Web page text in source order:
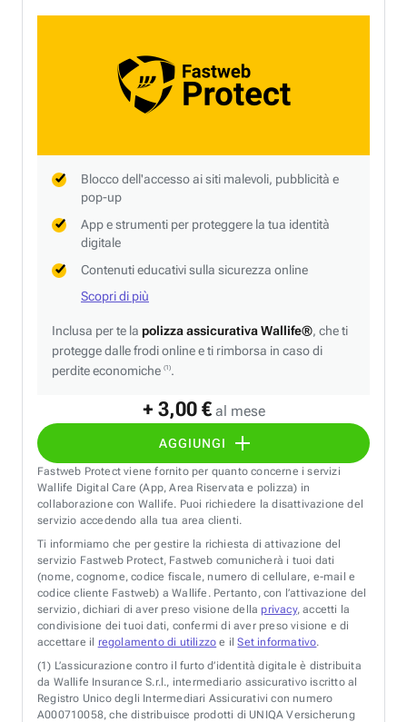
+ 3,00 € al mese
AGGIUNGI
Blocco dell'accesso ai siti malevoli, pubblicità e
pop-up
App e strumenti per proteggere la tua identità
digitale
Contenuti educativi sulla sicurezza online
Scopri di più
Inclusa per te la polizza assicurativa Wallife®, che ti
protegge dalle frodi online e ti rimborsa in caso di
perdite economiche (1).
Fastweb Protect viene fornito per quanto concerne i servizi
Wallife Digital Care (App, Area Riservata e polizza) in
collaborazione con Wallife. Puoi richiedere la disattivazione del
servizio accedendo alla tua area clienti.
Ti informiamo che per gestire la richiesta di attivazione del
servizio Fastweb Protect, Fastweb comunicherà i tuoi dati
(nome, cognome, codice fiscale, numero di cellulare, e-mail e
codice cliente Fastweb) a Wallife. Pertanto, con l’attivazione del
servizio, dichiari di aver preso visione della privacy, accetti la
condivisione dei tuoi dati, confermi di aver preso visione e di
accettare il regolamento di utilizzo e ilSet informativo.
(1) L’assicurazione contro il furto d’identità digitale è distribuita
da Wallife Insurance S.r.l., intermediario assicurativo iscritto al
Registro Unico degli Intermediari Assicurativi con numero
A000710058, che distribuisce prodotti di UNIQA Versicherung